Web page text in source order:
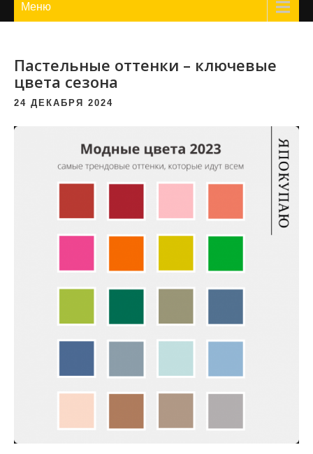
Меню
Пастельные оттенки – ключевые
цвета сезона
24 ДЕКАБРЯ 2024